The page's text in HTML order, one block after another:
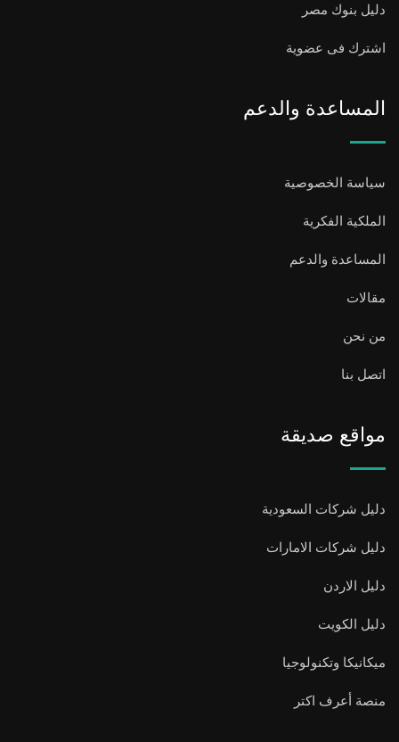
دليل بنوك مصر
اشترك فى عضوية
المساعدة والدعم
سياسة الخصوصية
الملكية الفكرية
المساعدة والدعم
مقالات
من نحن
اتصل بنا
مواقع صديقة
دليل شركات السعودية
دليل شركات الامارات
دليل الاردن
دليل الكويت
ميكانيكا وتكنولوجيا
منصة أعرف اكتر